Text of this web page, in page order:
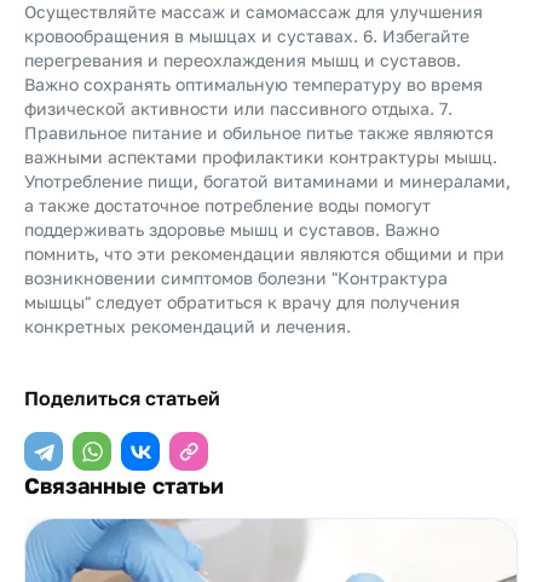
Осуществляйте массаж и самомассаж для улучшения
кровообращения в мышцах и суставах. 6. Избегайте
перегревания и переохлаждения мышц и суставов.
Важно сохранять оптимальную температуру во время
физической активности или пассивного отдыха. 7.
Правильное питание и обильное питье также являются
важными аспектами профилактики контрактуры мышц.
Употребление пищи, богатой витаминами и минералами,
а также достаточное потребление воды помогут
поддерживать здоровье мышц и суставов. Важно
помнить, что эти рекомендации являются общими и при
возникновении симптомов болезни "Контрактура
мышцы" следует обратиться к врачу для получения
конкретных рекомендаций и лечения.
Поделиться статьей
Связанные статьи